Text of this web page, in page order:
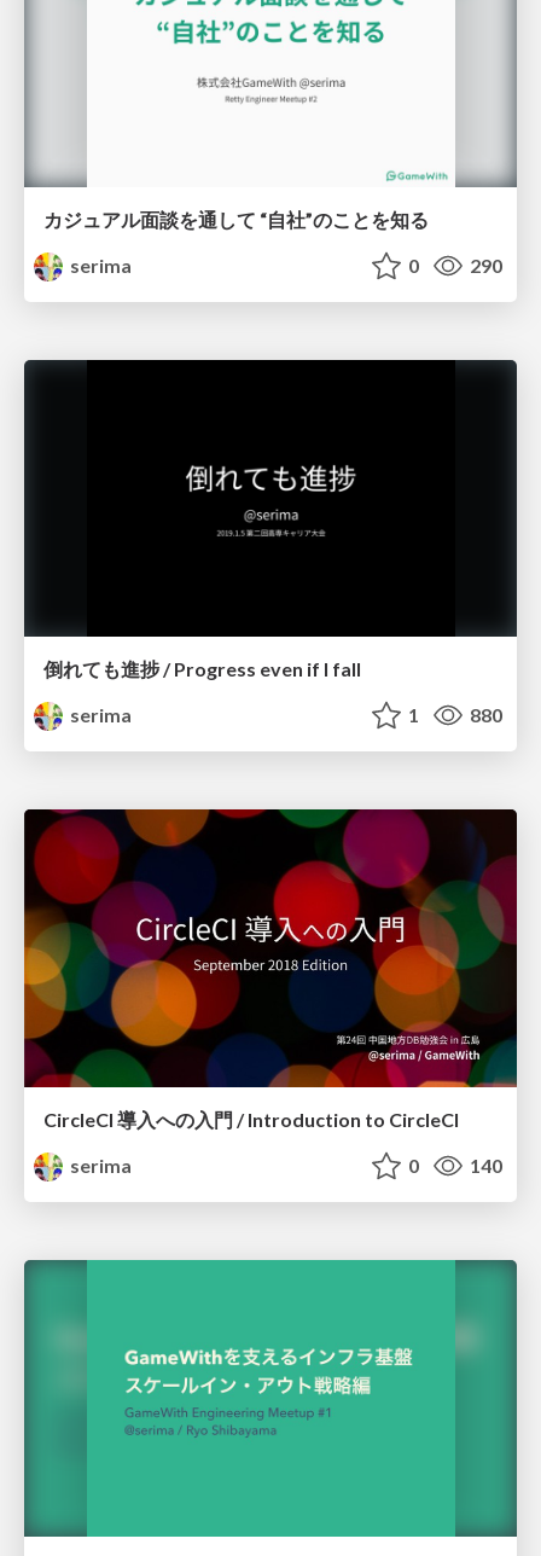
カジュアル面談を通して “自社”のことを知る
serima
0 290
倒れても進捗 / Progress even if I fall
serima
1 880
CircleCI 導入への入門 / Introduction to CircleCI
serima
0 140